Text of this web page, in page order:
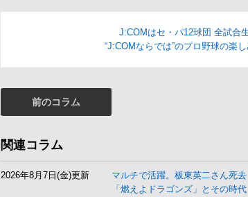
J:COMはセ・パ12球団 全試合
“J:COMならでは”のプロ野球の楽
前のコラム
関連コラム
2026年8月7日(金)更新
マルチで活躍。板東英二さん死去
「燃えよドラゴンズ」とその時代